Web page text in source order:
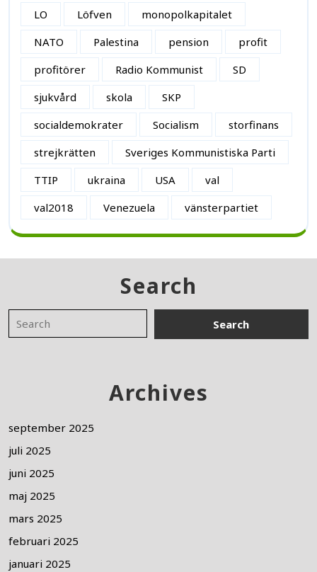
LO
Löfven
monopolkapitalet
NATO
Palestina pension
profit
profitörer
Radio Kommunist
SD
sjukvård
skola
SKP
socialdemokrater
Socialism
storfinans
strejkrätten
Sveriges Kommunistiska Parti
TTIP
ukraina USA
val
val2018
Venezuela vänsterpartiet
Search
Archives
september 2025
juli 2025
juni 2025
maj 2025
mars 2025
februari 2025
januari 2025